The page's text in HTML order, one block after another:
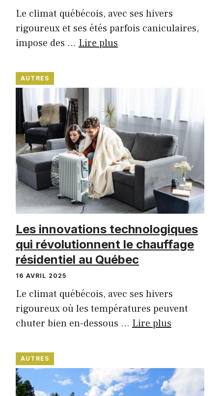
Le climat québécois, avec ses hivers
rigoureux et ses étés parfois caniculaires,
impose des … Lire plus
AUTRES
Les innovations technologiques
qui révolutionnent le chauffage
résidentiel au Québec
16 AVRIL 2025
Le climat québécois, avec ses hivers
rigoureux où les températures peuvent
chuter bien en-dessous … Lire plus
AUTRES